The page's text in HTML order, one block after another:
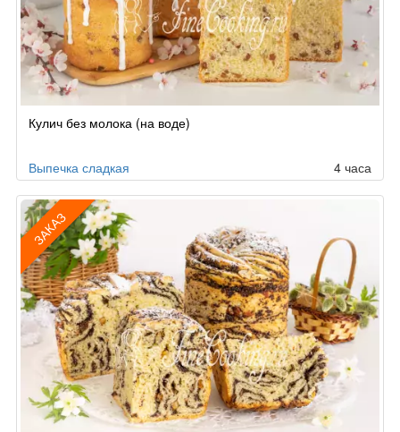
Кулич без молока (на воде)
Выпечка сладкая 4 часа
ЗАКАЗ